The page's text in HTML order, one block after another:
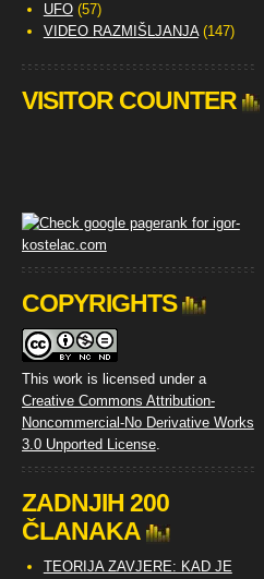
UFO(57)
VIDEO RAZMIŠLJANJA(147)
VISITOR COUNTER
COPYRIGHTS
This work is licensed under a
Creative Commons Attribution-
Noncommercial-No Derivative Works
3.0 Unported License.
ZADNJIH 200
ČLANAKA
TEORIJA ZAVJERE: KAD JE